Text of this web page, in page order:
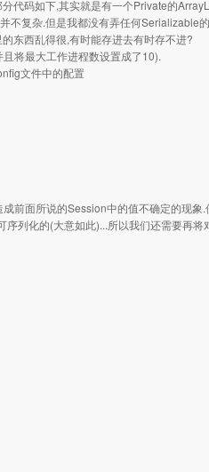
代码如下,其实就是有一个Private的
不复杂.但是我都没有弄任何Serializable
东西乱得很,有时能存进去有时存不进?
将最大工作进程数设置成了10).
文件中的配置
前面所说的Session中的值不确定的现象
列化的(大意如此)...所以我们还需要再将